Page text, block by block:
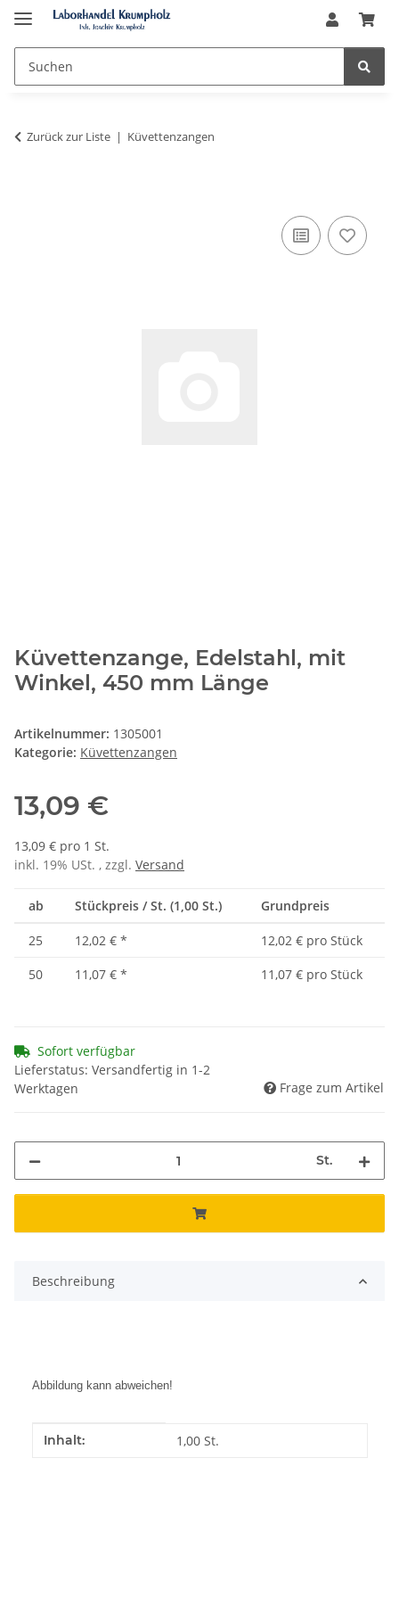
Zurück zur Liste Küvettenzangen
Küvettenzange, Edelstahl, mit
Winkel, 450 mm Länge
Artikelnummer: 1305001
Kategorie: Küvettenzangen
13,09 €
13,09 € pro 1 St.
inkl. 19% USt. , zzgl. Versand
ab Stückpreis / St. (1,00 St.) Grundpreis
25 12,02 € *
12,02 € pro Stück
50
11,07 € * 11,07 € pro Stück
Sofort verfügbar
Lieferstatus: Versandfertig in 1-2
Werktagen
Frage zum Artikel
St.
Beschreibung
Abbildung kann abweichen!
Produkteigenschaft
Wert
Inhalt: 1,00 St.